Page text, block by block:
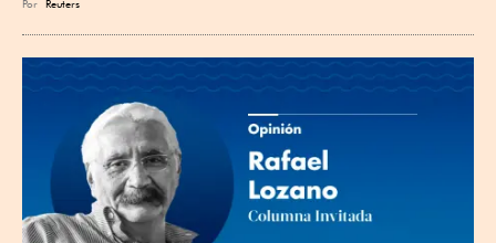
Por Reuters